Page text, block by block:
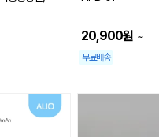
20,900원 ~
무료배송